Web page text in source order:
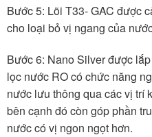
Bước 5: Lõi T33- GAC được
cho loại bỏ vị ngang của
Bước 6: Nano Silver được
lọc nước RO có chức năng
nước lưu thông qua các vị trí
bên cạnh đó còn góp phần
nước có vị ngon ngọt hơn.